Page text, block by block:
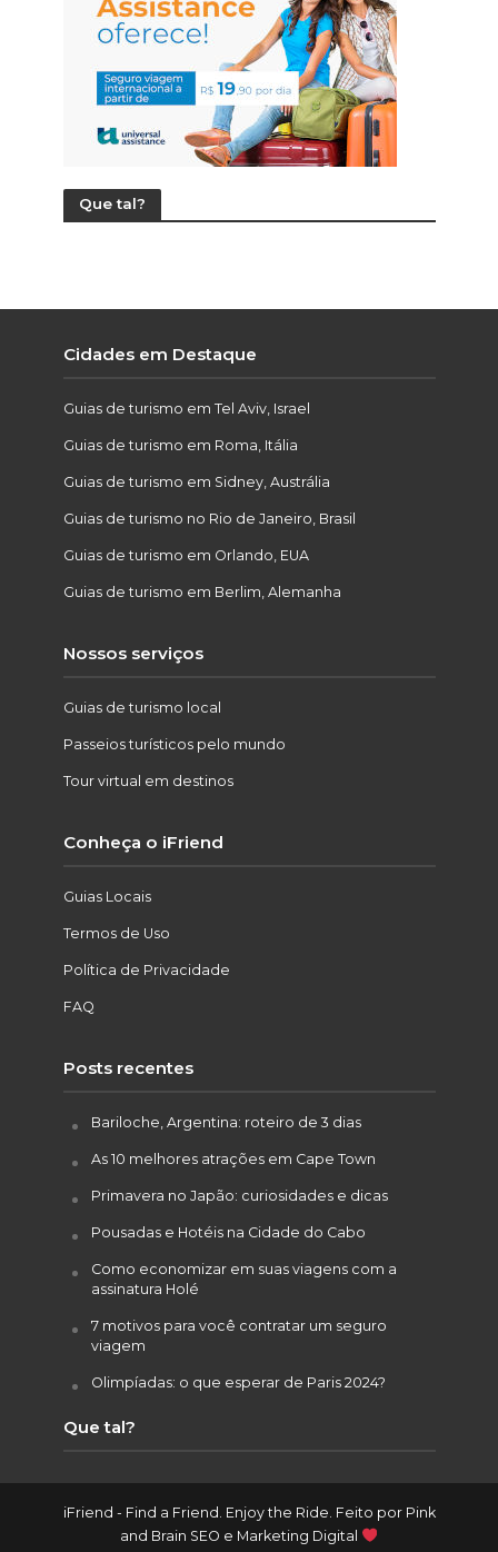
Que tal?
Cidades em Destaque
Guias de turismo em Tel Aviv, Israel
Guias de turismo em Roma, Itália
Guias de turismo em Sidney, Austrália
Guias de turismo no Rio de Janeiro, Brasil
Guias de turismo em Orlando, EUA
Guias de turismo em Berlim, Alemanha
Nossos serviços
Guias de turismo local
Passeios turísticos pelo mundo
Tour virtual em destinos
Conheça o iFriend
Guias Locais
Termos de Uso
Política de Privacidade
FAQ
Posts recentes
Bariloche, Argentina: roteiro de 3 dias
As 10 melhores atrações em Cape Town
Primavera no Japão: curiosidades e dicas
Pousadas e Hotéis na Cidade do Cabo
Como economizar em suas viagens com a
assinatura Holé
7 motivos para você contratar um seguro
viagem
Olimpíadas: o que esperar de Paris 2024?
Que tal?
iFriend - Find a Friend. Enjoy the Ride. Feito por Pink
and Brain SEO e Marketing Digital